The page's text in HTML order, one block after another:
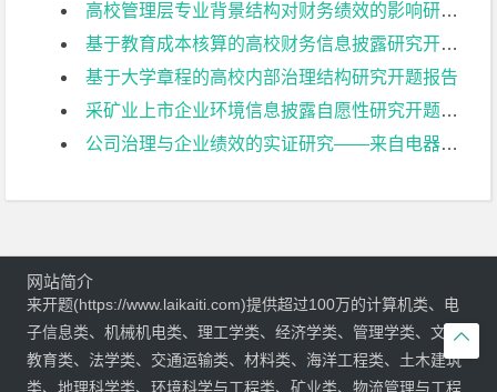
高校管理层专业背景结构对财务绩效的影响研究开题报告
基于教育成本核算的高校财务信息披露研究开题报告
基于大学章程的高校内部治理结构研究开题报告
采矿业上市企业环境信息披露自愿性研究开题报告
公司治理与企业绩效的实证研究——来自电器机械及器材制造业上市公司的经验证据开题报告

网站简介
来开题(https://www.laikaiti.com)提供超过100万的计算机类、电
子信息类、机械机电类、理工学类、经济学类、管理学类、文学
教育类、法学类、交通运输类、材料类、海洋工程类、土木建筑
类、地理科学类、环境科学与工程类、矿业类、物流管理与工程